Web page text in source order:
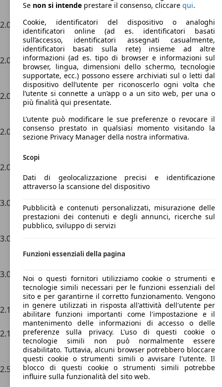
2.0 i 1998
88
kW/121
CV
Trazione
Anteriore
Cambio
manuale
2.0 i 1998
94
kW/128
CV
Trazione
Anteriore
Cambio
manuale
2.0 i 16 V 1998
99
kW/132
CV
Trazione
Cambio
2.0 i 16 V 1998
103
kW/141
Trazione
Cambio
2.0 turbo CT
kW/147
CV
Anteriore
automatico
3.0 V6
122
kW/167
CV
Trazione
Anteriore
Cambio
manuale
3.0 V6
kW/190
3.0 V6 24 V 2975
147
kW/200
CV
Trazione
Anteriore
Cambio
automatico
2.1 D 2138
52 kW/82
CV
Trazione
Anteriore
Cambio
manuale
2.1 TD
2088
80
kW/109
CV
Trazione
Anteriore
Cambio
manuale
2.5 TD 2446
94
kW/129
Trazione
Anteriore
Cambio
Se non si intende prestare il consenso, cliccare qui.
Cookie, identificatori del dispositivo o analoghi
identificatori online (ad es. identificatori basati
sull’accesso, identificatori assegnati casualmente,
identificatori basati sulla rete) insieme ad altre
informazioni (ad es. tipo di browser e informazioni sul
browser, lingua, dimensioni dello schermo, tecnologie
supportate, ecc.) possono essere archiviati sul o letti dal
dispositivo dell’utente per riconoscerlo ogni volta che
l’utente si connette a un’app o a un sito web, per una o
più finalità qui presentate.
L’utente può modificare le sue preferenze o revocare il
consenso prestato in qualsiasi momento visitando la
sezione Privacy Manager della nostra informativa.
Scopi
Dati di geolocalizzazione precisi e identificazione
attraverso la scansione del dispositivo
Pubblicità e contenuti personalizzati, misurazione delle
prestazioni dei contenuti e degli annunci, ricerche sul
pubblico, sviluppo di servizi
Funzioni essenziali della pagina
Noi o questi fornitori utilizziamo cookie o strumenti e
tecnologie simili necessari per le funzioni essenziali del
sito e per garantirne il corretto funzionamento. Vengono
in genere utilizzati in risposta all'attività dell'utente per
abilitare funzioni importanti come l'impostazione e il
mantenimento delle informazioni di accesso o delle
preferenze sulla privacy. L'uso di questi cookie o
tecnologie simili non può normalmente essere
disabilitato. Tuttavia, alcuni browser potrebbero bloccare
questi cookie o strumenti simili o avvisare l'utente. Il
blocco di questi cookie o strumenti simili potrebbe
influire sulla funzionalità del sito web.